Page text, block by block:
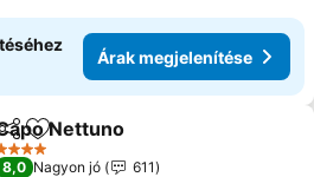
Árak megjelenítése
Hozzáadás a kedvencekhez
Nettuno
Kategória
8,0 Nagyon jó
611